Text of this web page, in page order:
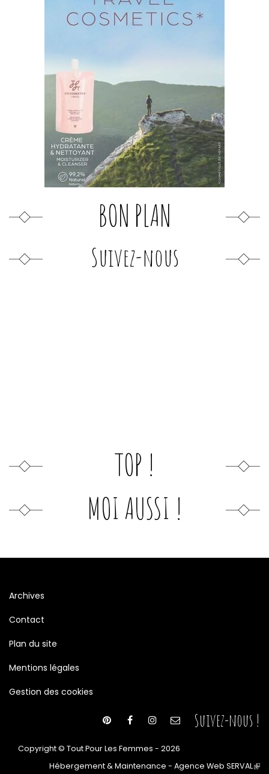
BON PLAN
Suivez-nous
TOP !
MOI AUSSI !
Archives
Contact
Plan du site
Mentions légales
Gestion des cookies
Suivez-nous !
Copyright © Tout Pour Les Femmes - 2026
Hébergement & Maintenance - Agence Web SERVAL(le